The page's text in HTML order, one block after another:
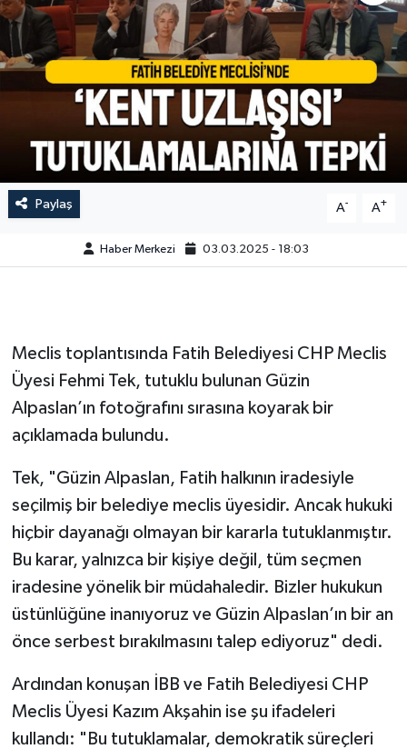
Paylaş A- A+
Haber Merkezi 03.03.2025 - 18:03
Meclis toplantısında Fatih Belediyesi CHP Meclis
Üyesi Fehmi Tek, tutuklu bulunan Güzin
Alpaslan’ın fotoğrafını sırasına koyarak bir
açıklamada bulundu.
Tek, "Güzin Alpaslan, Fatih halkının iradesiyle
seçilmiş bir belediye meclis üyesidir. Ancak hukuki
hiçbir dayanağı olmayan bir kararla tutuklanmıştır.
Bu karar, yalnızca bir kişiye değil, tüm seçmen
iradesine yönelik bir müdahaledir. Bizler hukukun
üstünlüğüne inanıyoruz ve Güzin Alpaslan’ın bir an
önce serbest bırakılmasını talep ediyoruz" dedi.
Ardından konuşan İBB ve Fatih Belediyesi CHP
Meclis Üyesi Kazım Akşahin ise şu ifadeleri
kullandı: "Bu tutuklamalar, demokratik süreçleri